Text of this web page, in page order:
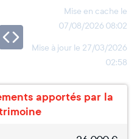
Mise en cache le
07/08/2026 08:02
Mise à jour le 27/03/2026
02:58
apportés par la